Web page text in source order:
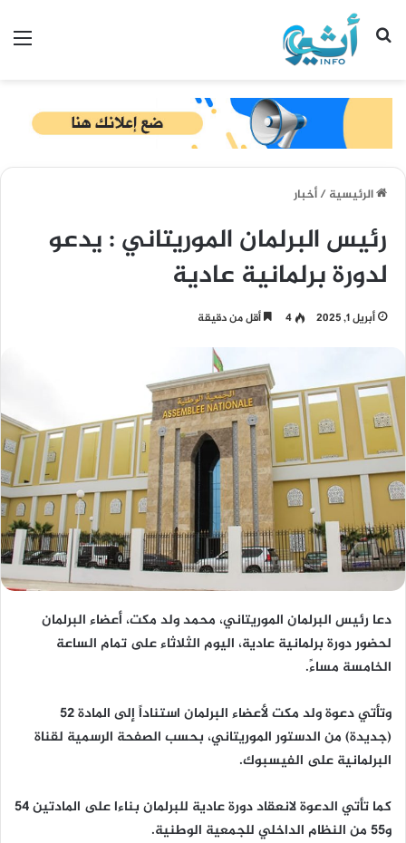
بحث عن
الرئيسية/أخبار
رئيس البرلمان الموريتاني : يدعو
لدورة برلمانية عادية
أبريل 1, 2025 4 أقل من دقيقة
دعا رئيس البرلمان الموريتاني، محمد ولد مكت، أعضاء البرلمان
لحضور دورة برلمانية عادية، اليوم الثلاثاء على تمام الساعة
الخامسة مساءً.
وتأتي دعوة ولد مكت لأعضاء البرلمان استناداً إلى المادة 52
(جديدة) من الدستور الموريتاني، بحسب الصفحة الرسمية لقناة
البرلمانية على الفيسبوك.
كما تأتي الدعوة لانعقاد دورة عادية للبرلمان بناءا على المادتين 54
و55 من النظام الداخلي للجمعية الوطنية.